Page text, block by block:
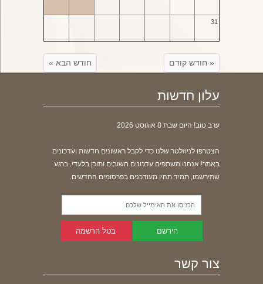
31
« חודש קודם חודש הבא »
עלון חדשות
ערב טוב! היום שבת 8 אוגוסט 2026
הצטרפו לניוזלטר שלנו כדי לקבל ראשונים חדשות ועדכונים
באתר! אנחנו משתפים עדכונים חשובים ותוכן בלעדי. ברגע
שתירשמו, תמיד תהיו מעודכנים בפרסומים החדשים.
הירשם בטל הרשמה
צור קשר